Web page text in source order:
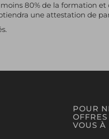
80% de la formation
une attestation de
POUR
VOUS À